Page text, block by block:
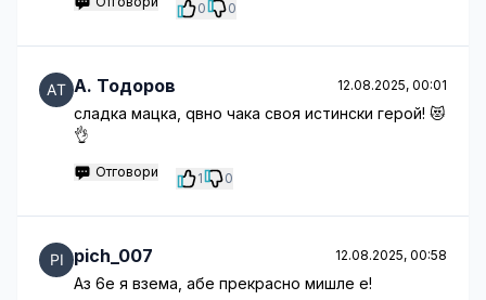
0 0
A. Тодоров 12.08.2025, 00:01
сладка мацка, qвно чака своя истински герой! 😻
👌
Отговори 1 0
pich_007 12.08.2025, 00:58
Аз 6е я взема, абе прекрасно мишле е!